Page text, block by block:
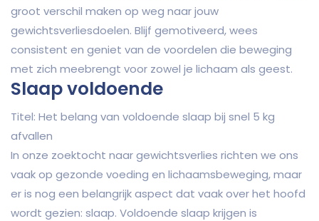
groot verschil maken op weg naar jouw
gewichtsverliesdoelen. Blijf gemotiveerd, wees
consistent en geniet van de voordelen die beweging
met zich meebrengt voor zowel je lichaam als geest.
Slaap voldoende
Titel: Het belang van voldoende slaap bij snel 5 kg
afvallen
In onze zoektocht naar gewichtsverlies richten we ons
vaak op gezonde voeding en lichaamsbeweging, maar
er is nog een belangrijk aspect dat vaak over het hoofd
wordt gezien: slaap. Voldoende slaap krijgen is